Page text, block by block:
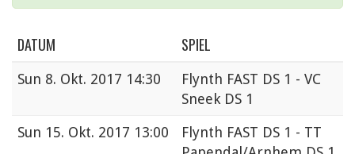
DATUM SPIEL
Sun 8. Okt. 2017 14:30
Flynth FAST DS 1 - VC
Sneek DS 1
Sun 15. Okt. 2017 13:00
Flynth FAST DS 1 - TT